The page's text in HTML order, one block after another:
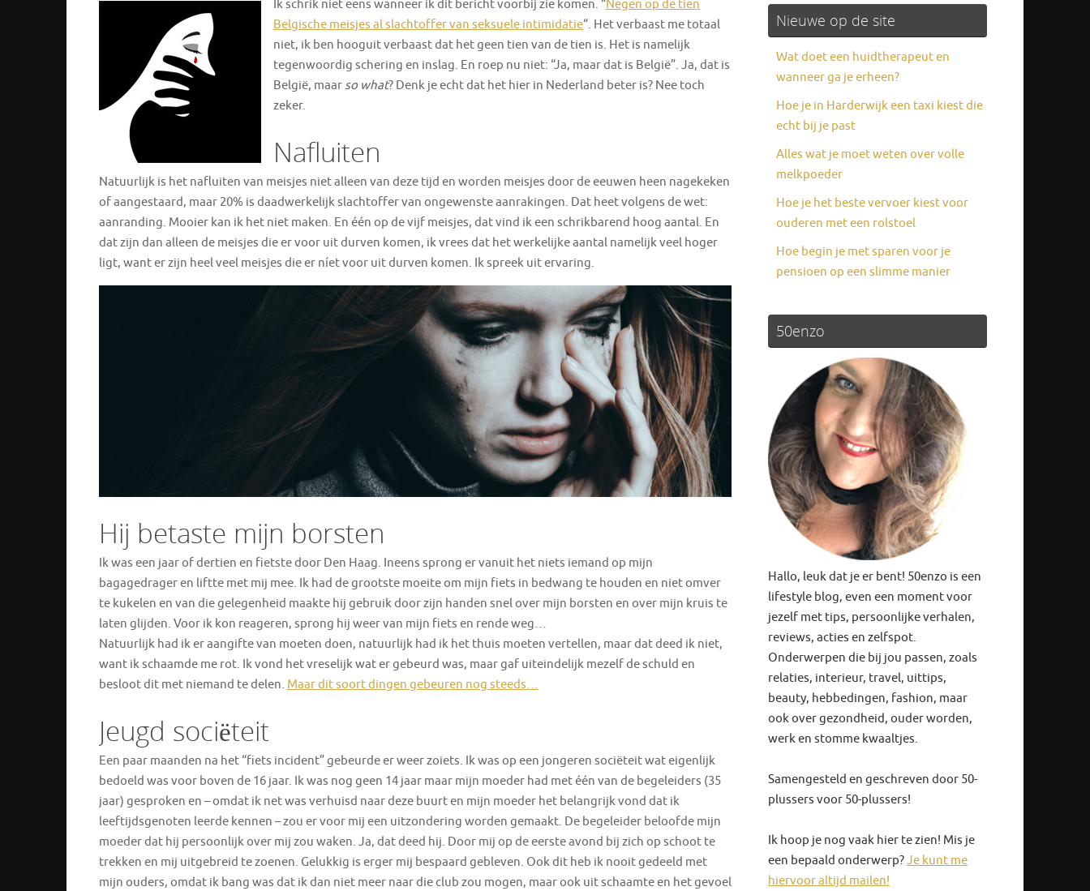
Ik schrik niet eens wanneer ik dit bericht voorbij zie komen. “Negen op de tien
Belgische meisjes al slachtoffer van seksuele intimidatie“. Het verbaast me totaal
niet, ik ben hooguit verbaast dat het geen tien van de tien is. Het is namelijk
tegenwoordig schering en inslag. En roep nu niet: “Ja, maar dat is België”. Ja, dat is
België, maar so what? Denk je echt dat het hier in Nederland beter is? Nee toch
zeker.
Nafluiten
Natuurlijk is het nafluiten van meisjes niet alleen van deze tijd en worden meisjes door de eeuwen heen nagekeken
of aangestaard, maar 20% is daadwerkelijk slachtoffer van ongewenste aanrakingen. Dat heet volgens de wet:
aanranding. Mooier kan ik het niet maken. En één op de vijf meisjes, dat vind ik een schrikbarend hoog aantal. En
dat zijn dan alleen de meisjes die er voor uit durven komen, ik vrees dat het werkelijke aantal namelijk veel hoger
ligt, want er zijn heel veel meisjes die er níet voor uit durven komen. Ik spreek uit ervaring.
Hij betaste mijn borsten
Ik was een jaar of dertien en fietste door Den Haag. Ineens sprong er vanuit het niets iemand op mijn
bagagedrager en liftte met mij mee. Ik had de grootste moeite om mijn fiets in bedwang te houden en niet omver
te kukelen en van die gelegenheid maakte hij gebruik door zijn handen snel over mijn borsten en over mijn kruis te
laten glijden. Voor ik kon reageren, sprong hij weer van mijn fiets en rende weg…
Natuurlijk had ik er aangifte van moeten doen, natuurlijk had ik het thuis moeten vertellen, maar dat deed ik niet,
want ik schaamde me rot. Ik vond het vreselijk wat er gebeurd was, maar gaf uiteindelijk mezelf de schuld en
besloot dit met niemand te delen. Maar dit soort dingen gebeuren nog steeds…
Jeugd sociëteit
Een paar maanden na het “fiets incident” gebeurde er weer zoiets. Ik was op een jongeren sociëteit wat eigenlijk
bedoeld was voor boven de 16 jaar. Ik was nog geen 14 jaar maar mijn moeder had met één van de begeleiders (35
jaar) gesproken en – omdat ik net was verhuisd naar deze buurt en mijn moeder het belangrijk vond dat ik
leeftijdsgenoten leerde kennen – zou er voor mij een uitzondering worden gemaakt. De begeleider beloofde mijn
moeder dat hij persoonlijk over mij zou waken. Ja, dat deed hij. Door mij op de eerste avond bij zich op schoot te
trekken en mij uitgebreid te zoenen. Gelukkig is erger mij bespaard gebleven. Ook dit heb ik nooit gedeeld met
mijn ouders, omdat ik bang was dat ik dan niet meer naar die club zou mogen, maar ook uit schaamte en het gevoel
Nieuwe op de site
Wat doet een huidtherapeut en
wanneer ga je erheen?
Hoe je in Harderwijk een taxi kiest die
echt bij je past
Alles wat je moet weten over volle
melkpoeder
Hoe je het beste vervoer kiest voor
ouderen met een rolstoel
Hoe begin je met sparen voor je
pensioen op een slimme manier
50enzo
Hallo, leuk dat je er bent! 50enzo is een
lifestyle blog, even een moment voor
jezelf met tips, persoonlijke verhalen,
reviews, acties en zelfspot.
Onderwerpen die bij jou passen, zoals
relaties, interieur, travel, uittips,
beauty, hebbedingen, fashion, maar
ook over gezondheid, ouder worden,
werk en stomme kwaaltjes.
Samengesteld en geschreven door 50-
plussers voor 50-plussers!
Ik hoop je nog vaak hier te zien! Mis je
een bepaald onderwerp?Je kunt me
hiervoor altijd mailen!